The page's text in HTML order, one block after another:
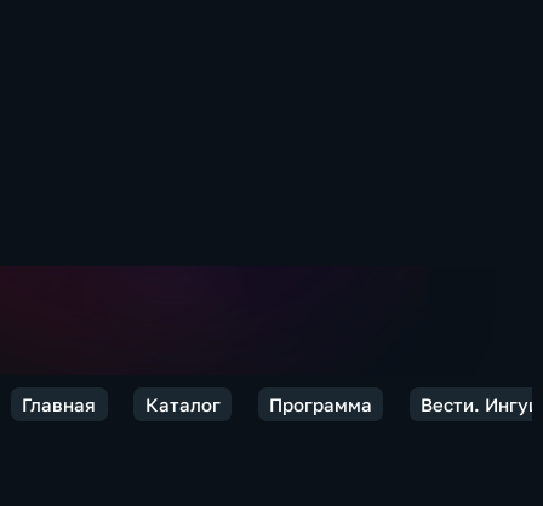
Главная Каталог Программа Вести.